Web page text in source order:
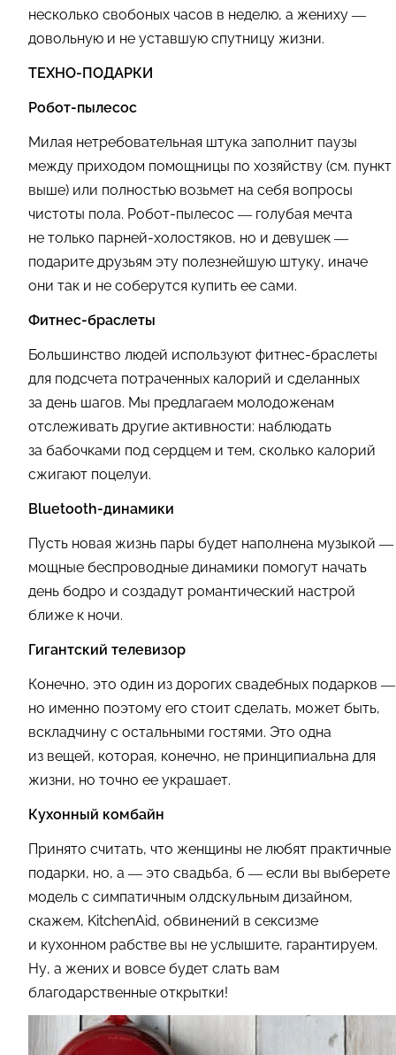
несколько свобоных часов в неделю, а жениху —
довольную и не уставшую спутницу жизни.
ТЕХНО-ПОДАРКИ
Робот-пылесос
Милая нетребовательная штука заполнит паузы
между приходом помощницы по хозяйству (см. пункт
выше) или полностью возьмет на себя вопросы
чистоты пола. Робот-пылесос — голубая мечта
не только парней-холостяков, но и девушек —
подарите друзьям эту полезнейшую штуку, иначе
они так и не соберутся купить ее сами.
Фитнес-браслеты
Большинство людей используют фитнес-браслеты
для подсчета потраченных калорий и сделанных
за день шагов. Мы предлагаем молодоженам
отслеживать другие активности: наблюдать
за бабочками под сердцем и тем, сколько калорий
сжигают поцелуи.
Bluetooth-динамики
Пусть новая жизнь пары будет наполнена музыкой —
мощные беспроводные динамики помогут начать
день бодро и создадут романтический настрой
ближе к ночи.
Гигантский телевизор
Конечно, это один из дорогих свадебных подарков —
но именно поэтому его стоит сделать, может быть,
вскладчину с остальными гостями. Это одна
из вещей, которая, конечно, не принципиальна для
жизни, но точно ее украшает.
Кухонный комбайн
Принято считать, что женщины не любят практичные
подарки, но, а — это свадьба, б — если вы выберете
модель с симпатичным олдскульным дизайном,
скажем, KitchenAid, обвинений в сексизме
и кухонном рабстве вы не услышите, гарантируем.
Ну, а жених и вовсе будет слать вам
благодарственные открытки!